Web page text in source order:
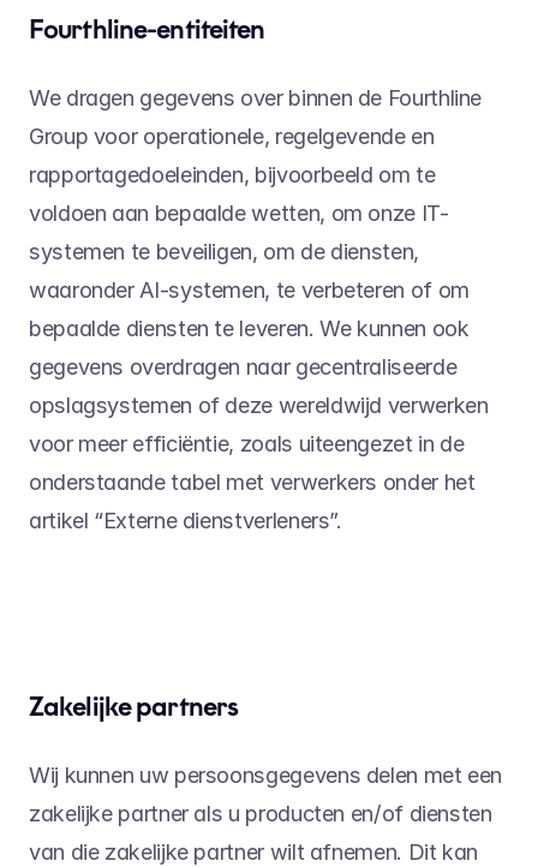
Fourthline-entiteiten
We dragen gegevens over binnen de Fourthline
Group voor operationele, regelgevende en
rapportagedoeleinden, bijvoorbeeld om te
voldoen aan bepaalde wetten, om onze IT-
systemen te beveiligen, om de diensten,
waaronder AI-systemen, te verbeteren of om
bepaalde diensten te leveren. We kunnen ook
gegevens overdragen naar gecentraliseerde
opslagsystemen of deze wereldwijd verwerken
voor meer efficiëntie, zoals uiteengezet in de
onderstaande tabel met verwerkers onder het
artikel “Externe dienstverleners”.
Zakelijke partners
Wij kunnen uw persoonsgegevens delen met een
zakelijke partner als u producten en/of diensten
van die zakelijke partner wilt afnemen. Dit kan